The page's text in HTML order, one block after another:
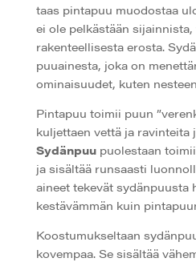
taas pintapuu muodostaa
ei ole pelkästään sijainnista,
rakenteellisesta erosta.
puuainesta, joka on
ominaisuudet, kuten
Pintapuu toimii puun
kuljettaen vettä ja ravinteita
Sydänpuupuolestaan
ja sisältää runsaasti
aineet tekevät sydänpuusta
kestävämmän kuin
Koostumukseltaan
kovempaa. Se sisältää